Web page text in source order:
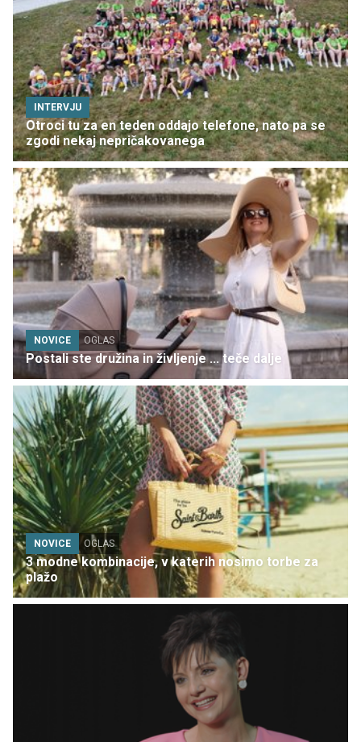
INTERVJU
Otroci tu za en teden oddajo telefone, nato pa se
zgodi nekaj nepričakovanega
NOVICE OGLAS
Postali ste družina in življenje ... teče dalje
NOVICE OGLAS
3 modne kombinacije, v katerih nosimo torbe za
plažo